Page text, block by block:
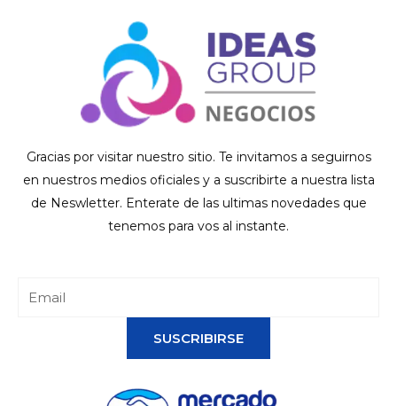
Gracias por visitar nuestro sitio. Te invitamos a seguirnos
en nuestros medios oficiales y a suscribirte a nuestra lista
de Neswletter. Enterate de las ultimas novedades que
tenemos para vos al instante.
SUSCRIBIRSE